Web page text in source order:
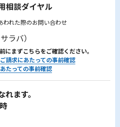
相談ダイヤル
われた際のお問い合わせ
にまずこちらをご確認ください。
請求にあたっての事前確認
たっての事前確認
ます。